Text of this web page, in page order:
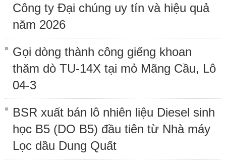
Công ty Đại chúng uy tín và hiệu quả
năm 2026
Gọi dòng thành công giếng khoan
thăm dò TU-14X tại mỏ Mãng Cầu, Lô
04-3
BSR xuất bán lô nhiên liệu Diesel sinh
học B5 (DO B5) đầu tiên từ Nhà máy
Lọc dầu Dung Quất